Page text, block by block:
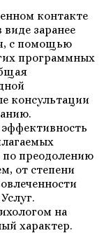
контакте
заранее
с помощью
программных
консультации
эффективность
по преодолению
от степени
на
характер.